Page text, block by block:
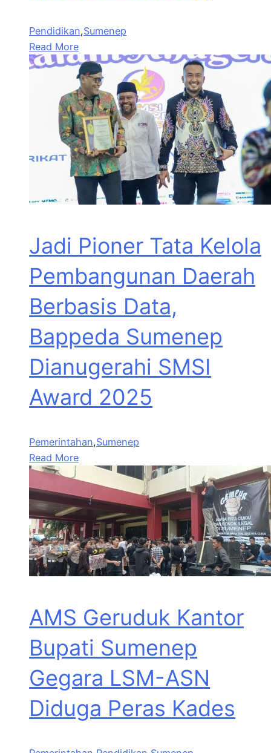
Pendidikan,Sumenep
Read More
Jadi Pioner Tata Kelola
Pembangunan Daerah
Berbasis Data,
Bappeda Sumenep
Dianugerahi SMSI
Award 2025
Pemerintahan,Sumenep
Read More
AMS Geruduk Kantor
Bupati Sumenep
Gegara LSM-ASN
Diduga Peras Kades